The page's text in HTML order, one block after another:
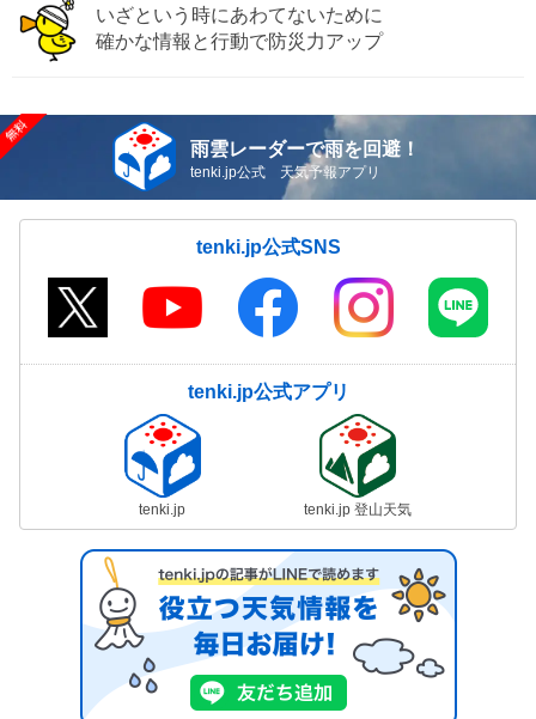
いざという時にあわてないために
確かな情報と行動で防災力アップ
雨雲レーダーで雨を回避！
tenki.jp公式 天気予報アプリ
tenki.jp公式SNS
tenki.jp公式アプリ
tenki.jp tenki.jp 登山天気